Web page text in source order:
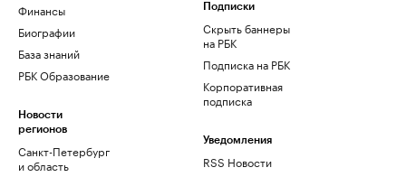
Финансы
Биографии
База знаний
РБК Образование
Новости
регионов
Санкт-Петербург
и область
Подписки
Скрыть баннеры
на РБК
Подписка на РБК
Корпоративная
подписка
Уведомления
RSS Новости